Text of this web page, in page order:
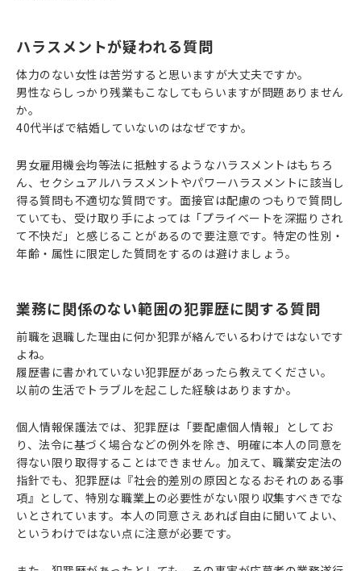
ハラスメントが疑われる質問
体力のない女性は苦労すると思いますが大丈夫ですか。
男性ならしっかり残業もこなしてもらいますが問題ありません
か。
40代半ばで結婚していないのはなぜですか。
男女雇用機会均等法に抵触するようなハラスメントはもちろ
ん、セクシュアルハラスメントやパワーハラスメントに該当し
得る質問も不適切な質問です。面接官は配慮のつもりで質問し
ていても、受け取り手によっては「プライベートを深掘りされ
て不快だ」と感じることがあるので要注意です。特定の性別・
年齢・属性に限定した質問をするのは避けましょう。
業務に関係のない範囲の犯罪歴に関する質問
前職を退職した理由に何か犯罪が絡んでいるわけではないです
よね。
履歴書に書かれていない犯罪歴があったら教えてください。
以前の生活でトラブルを起こした経験はありますか。
個人情報保護法では、犯罪歴は「要配慮個人情報」としてお
り、法令に基づく場合などの例外を除き、明確に本人の同意を
得ない限り取得することはできません。加えて、職業安定法の
指針でも、犯罪歴は『社会的差別の原因となるおそれのある事
項』として、特別な職業上の必要性がない限り収集すべきでな
いとされています。本人の同意さえあれば自由に聞いてよい、
というわけではない点に注意が必要です。